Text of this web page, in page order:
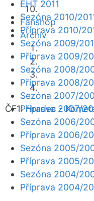
Fanshop
Archiv
ČF1:Hradec -
EHT 2011
Sezóna 2010/
Příprava 2010/
Sezóna 2009/
Příprava 2009/
Sezóna 2008/
Příprava 2008/
Sezóna 2007/
Příprava 2007/
Sezóna 2006/
Příprava 2006/
Sezóna 2005/
Příprava 2005/
Sezóna 2004/
Příprava 2004/